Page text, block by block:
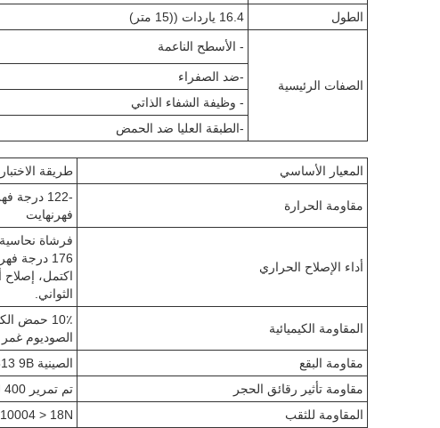
الطول
16.4 ياردات ((15 متر)
الصفات الرئيسية
- الأسطح الناعمة
-ضد الصفراء
- وظيفة الشفاء الذاتي
-الطبقة العليا ضد الحمض
المعيار الأساسي طريقة الاختبار
مقاومة الحرارة
فهرنهايت
أداء الإصلاح الحراري
176 درجة
الثواني.
المقاومة الكيميائية
10٪ حمض
الصوديوم غمر لمدة
مقاومة البقع الصينية E313 9B
مقاومة تأثير رقائق الحجر
تم تمرير SAEJ 400
المقاومة للثقب
> 18N